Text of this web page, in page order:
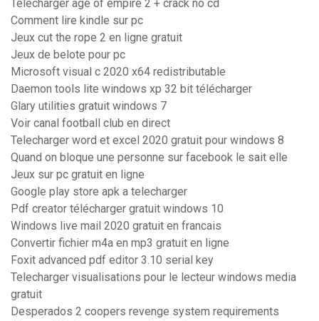
Telecharger age of empire 2 + crack no cd
Comment lire kindle sur pc
Jeux cut the rope 2 en ligne gratuit
Jeux de belote pour pc
Microsoft visual c 2020 x64 redistributable
Daemon tools lite windows xp 32 bit télécharger
Glary utilities gratuit windows 7
Voir canal football club en direct
Telecharger word et excel 2020 gratuit pour windows 8
Quand on bloque une personne sur facebook le sait elle
Jeux sur pc gratuit en ligne
Google play store apk a telecharger
Pdf creator télécharger gratuit windows 10
Windows live mail 2020 gratuit en francais
Convertir fichier m4a en mp3 gratuit en ligne
Foxit advanced pdf editor 3.10 serial key
Telecharger visualisations pour le lecteur windows media
gratuit
Desperados 2 coopers revenge system requirements